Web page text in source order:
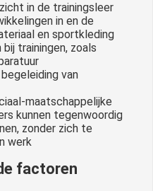
in de trainingsleer
in en de
en sportkleding
trainingen, zoals
van
maatschappelijke
kunnen tegenwoordig
zonder zich te
werk
factoren